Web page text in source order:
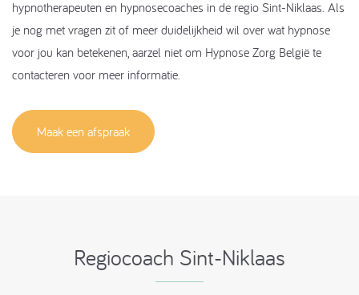
hypnotherapeuten en hypnosecoaches in de regio Sint-Niklaas. Als
je nog met vragen zit of meer duidelijkheid wil over wat hypnose
voor jou kan betekenen, aarzel niet om Hypnose Zorg België te
contacteren voor meer informatie.
Maak een afspraak
Regiocoach Sint-Niklaas